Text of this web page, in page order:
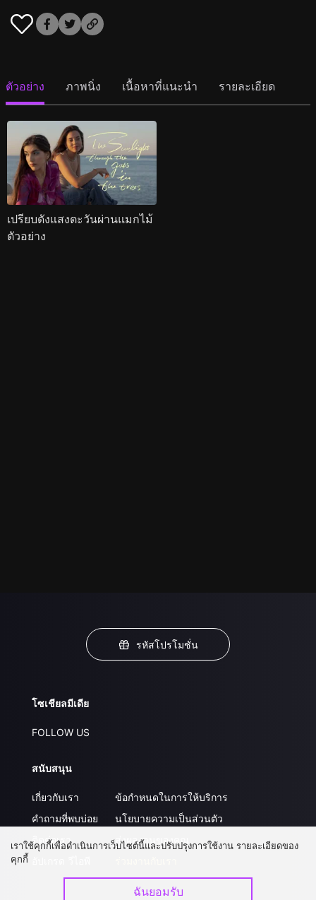
ตัวอย่าง ภาพนิ่ง เนื้อหาที่แนะนำ รายละเอียด
เปรียบดังแสงตะวันผ่านแมกไม้
ตัวอย่าง
รหัสโปรโมชั่น
โซเชียลมีเดีย
FOLLOW US
สนับสนุน
เกี่ยวกับเรา
คำถามที่พบบ่อย
ติดต่อเรา
ข้อกำหนดในการให้บริการ
นโยบายความเป็นส่วนตัว
ส่งผลงานของคุณ
เราใช้คุกกี้เพื่อดำเนินการเว็บไซต์นี้และปรับปรุงการใช้งาน รายละเอียดของ
คุกกี้
ฉันยอมรับ